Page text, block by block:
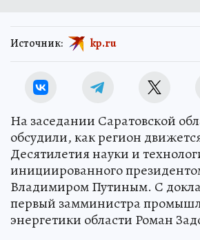
Источник: kp.ru
На заседании Саратовской
обсудили, как регион
Десятилетия науки и
инициированного
Владимиром Путиным. С
первый замминистра
энергетики области Роман